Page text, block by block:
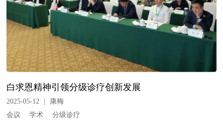
白求恩精神引领分级诊疗创新发展
2025-05-12 |
康梅
会议
学术 分级诊疗